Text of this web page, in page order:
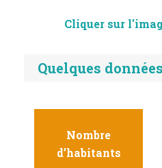
Cliquer sur
Quelques
Nombre
d’habitants